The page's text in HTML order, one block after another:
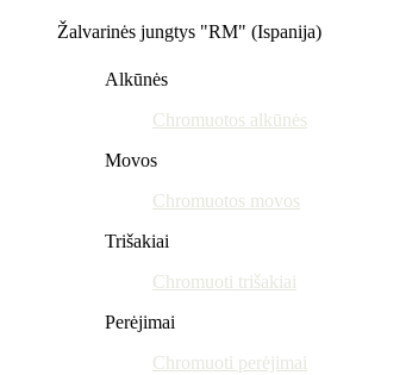
Žalvarinės jungtys "RM" (Ispanija)
Alkūnės
Chromuotos alkūnės
Movos
Chromuotos movos
Trišakiai
Chromuoti trišakiai
Perėjimai
Chromuoti perėjimai